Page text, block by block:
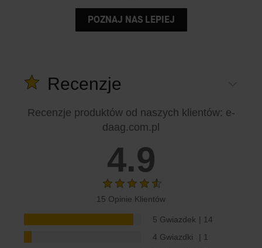
POZNAJ NAS LEPIEJ
Recenzje
Recenzje produktów od naszych klientów: e-
daag.com.pl
4.9
15 Opinie Klientów
5 Gwiazdek | 14
4 Gwiazdki
| 1